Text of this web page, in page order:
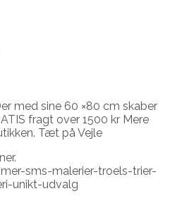
med sine 60 ×80 cm skaber
fragt over 1500 kr Mere
Tæt på Vejle
sms-malerier-troels-trier-
unikt-udvalg